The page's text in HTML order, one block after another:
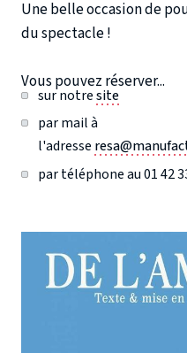
Une belle occasion de
du spectacle !
Vous pouvez réserver...
sur notresite
par mail à
l'adresse
par téléphone au 01 42